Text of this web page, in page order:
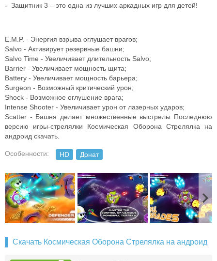
- Защитник 3 – это одна из лучших аркадных игр для детей!
E.M.P. - Энергия взрыва оглушает врагов;
Salvo - Активирует резервные башни;
Salvo Time - Увеличивает длительность Salvo;
Barrier - Увеличивает мощность щита;
Battery - Увеличивает мощность барьера;
Surgeon - Возможный критический урон;
Shock - Возможное оглушение врага;
Intense Shooter - Увеличивает урон от лазерных ударов;
Scatter - Башня делает множественные выстрелы Последнюю
версию игры-стрелялки Космическая Оборона Стрелялка на
андроид скачать.
Особенности: HD Донат
Скачать Космическая Оборона Стрелялка на андроид